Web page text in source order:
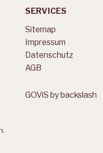
SERVICES
Sitemap
Impressum
Datenschutz
AGB
GOViS bybackslash